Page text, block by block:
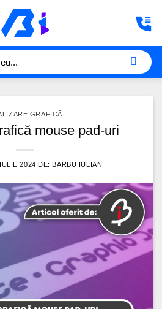
GRAFICĂ
mouse pad-uri
2024 DE:BARBU IULIAN